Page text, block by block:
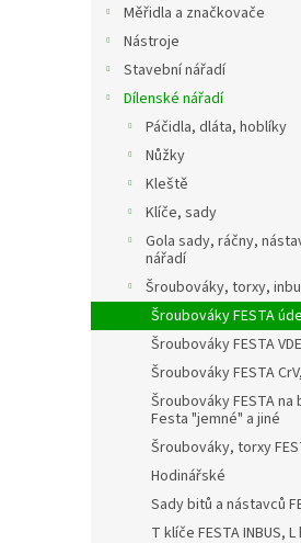
Měřidla a značkovače
Nástroje
Stavební nářadí
Dílenské nářadí
Páčidla, dláta, hoblíky
Nůžky
Kleště
Klíče, sady
Gola sady, ráčny,
nářadí
Šroubováky, torxy,
Šroubováky FESTA
Šroubováky FESTA
Šroubováky FESTA
Šroubováky FESTA
Festa "jemné" a jiné
Šroubováky, torxy
Hodinářské
Sady bitů a nástavců
T klíče FESTA INBUS,